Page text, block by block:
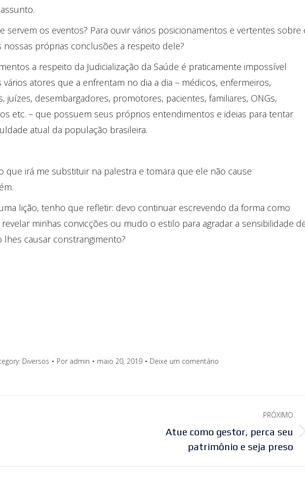
servem os eventos? Para ouvir vários posicionamentos e vertentes sobre
nossas próprias conclusões a respeito dele?
a respeito da Judicialização da Saúde é praticamente impossível
atores que a enfrentam no dia a dia – médicos, enfermeiros,
juízes, desembargadores, promotores, pacientes, familiares, ONGs,
etc. – que possuem seus próprios entendimentos e ideias para tentar
atual da população brasileira.
que irá me substituir na palestra e tomara que ele não cause
lição, tenho que refletir: devo continuar escrevendo da forma como
minhas convicções ou mudo o estilo para agradar a sensibilidade
causar constrangimento?
Diversos Por admin maio 20, 2019 Deixe um comentário
PRÓXIMO
Atue como gestor, perca seu
patrimônio e seja preso